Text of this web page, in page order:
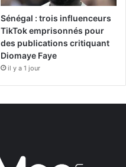
Sénégal : trois influenceurs
TikTok emprisonnés pour
des publications critiquant
Diomaye Faye
il y a 1 jour